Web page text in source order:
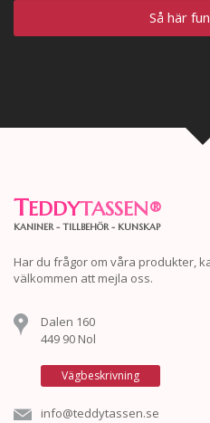
Så här
TEDDYTASSEN®
KANINER - TILLBEHÖR - KUNSKAP
Har du frågor om våra produkter,
välkommen att mejla oss.
Dalen 160
449 90 Nol
Vägbeskrivning
info@teddytassen.se